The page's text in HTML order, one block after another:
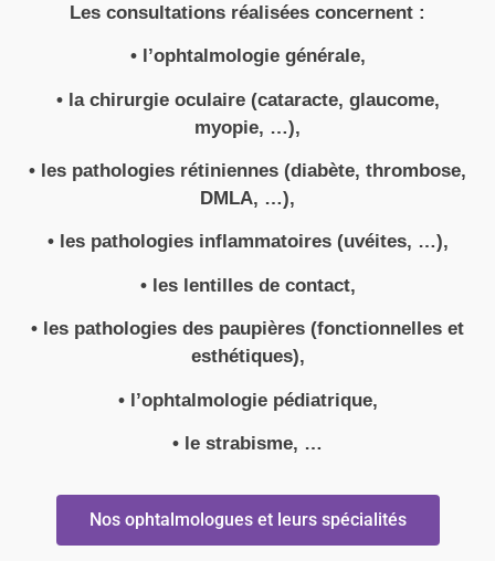
Les consultations réalisées concernent :
• l’ophtalmologie générale,
• la chirurgie oculaire (cataracte, glaucome,
myopie, …),
• les pathologies rétiniennes (diabète, thrombose,
DMLA, …),
• les pathologies inflammatoires (uvéites, …),
• les lentilles de contact,
• les pathologies des paupières (fonctionnelles et
esthétiques),
• l’ophtalmologie pédiatrique,
• le strabisme, …
Nos ophtalmologues et leurs spécialités